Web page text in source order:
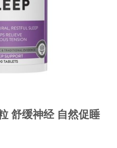
舒缓神经 自然促睡